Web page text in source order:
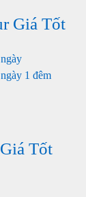
Giá Tốt
1 đêm
Tốt